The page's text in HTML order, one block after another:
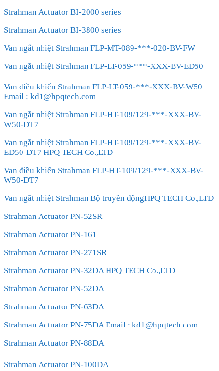
Strahman Actuator BI-2000 series
Strahman Actuator BI-3800 series
Van ngắt nhiệt Strahman FLP-MT-089-***-020-BV-FW
Van ngắt nhiệt Strahman FLP-LT-059-***-XXX-BV-ED50
Van điều khiển Strahman FLP-LT-059-***-XXX-BV-W50
Email : kd1@hpqtech.com
Van ngắt nhiệt Strahman FLP-HT-109/129-***-XXX-BV-
W50-DT7
Van ngắt nhiệt Strahman FLP-HT-109/129-***-XXX-BV-
ED50-DT7 HPQ TECH Co.,LTD
Van điều khiển Strahman FLP-HT-109/129-***-XXX-BV-
W50-DT7
Van ngắt nhiệt Strahman Bộ truyền độngHPQ TECH Co.,LTD
Strahman Actuator PN-52SR
Strahman Actuator PN-161
Strahman Actuator PN-271SR
Strahman Actuator PN-32DA HPQ TECH Co.,LTD
Strahman Actuator PN-52DA
Strahman Actuator PN-63DA
Strahman Actuator PN-75DA Email : kd1@hpqtech.com
Strahman Actuator PN-88DA
Strahman Actuator PN-100DA